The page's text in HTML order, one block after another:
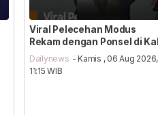
Viral Pelecehan Modus
Rekam dengan Ponsel di
Dailynews - Kamis , 06 Aug 2026,
11:15 WIB